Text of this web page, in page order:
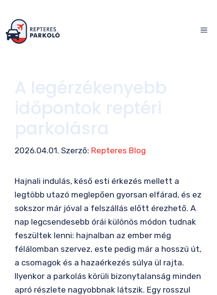
tartalomba
A legérzékenyebb
időpontok reptéri
parkolásra
2026.04.01. Szerző: Repteres Blog
Hajnali indulás, késő esti érkezés mellett a
legtöbb utazó meglepően gyorsan elfárad, és ez
sokszor már jóval a felszállás előtt érezhető. A
nap legcsendesebb órái különös módon tudnak
feszültek lenni: hajnalban az ember még
félálomban szervez, este pedig már a hosszú út,
a csomagok és a hazaérkezés súlya ül rajta.
Ilyenkor a parkolás körüli bizonytalanság minden
apró részlete nagyobbnak látszik. Egy rosszul